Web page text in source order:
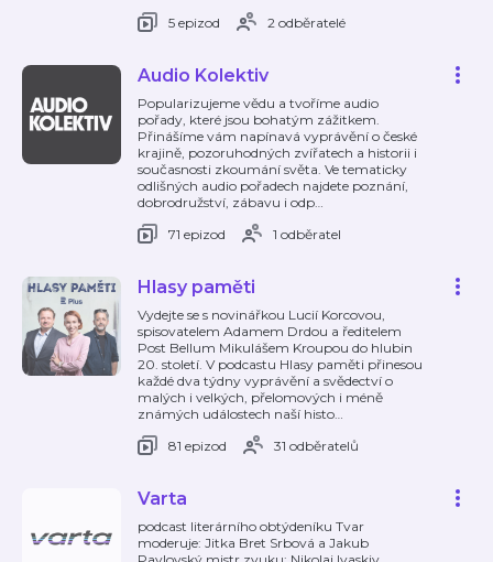
5 epizod
2 odběratelé
Audio Kolektiv
Popularizujeme vědu a tvoříme audio
pořady, které jsou bohatým zážitkem.
Přinášíme vám napínavá vyprávění o české
krajině, pozoruhodných zvířatech a historii i
současnosti zkoumání světa. Ve tematicky
odlišných audio pořadech najdete poznání,
dobrodružství, zábavu i odp…
71 epizod
1 odběratel
Hlasy paměti
Vydejte se s novinářkou Lucií Korcovou,
spisovatelem Adamem Drdou a ředitelem
Post Bellum Mikulášem Kroupou do hlubin
20. století. V podcastu Hlasy paměti přinesou
každé dva týdny vyprávění a svědectví o
malých i velkých, přelomových i méně
známých událostech naší histo…
81 epizod
31 odběratelů
Varta
podcast literárního obtýdeníku Tvar
moderuje: Jitka Bret Srbová a Jakub